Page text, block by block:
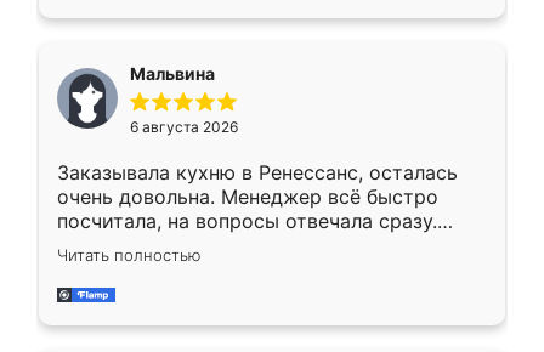
меньше, здесь же он более разнообразный.
Мне нравится ,если что-то потребуется из
мебели буду заказывать только здесь.
Мальвина
6 августа 2026
Заказывала кухню в Ренессанс, осталась
очень довольна. Менеджер всё быстро
посчитала, на вопросы отвечала сразу.
Замерщик приехал в субботу, подошёл к
делу со всей ответственностью. Собрали
за день, ребята работали аккуратно, даже
Читать полностью